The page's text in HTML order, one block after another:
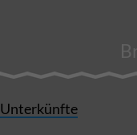
Unterkünfte